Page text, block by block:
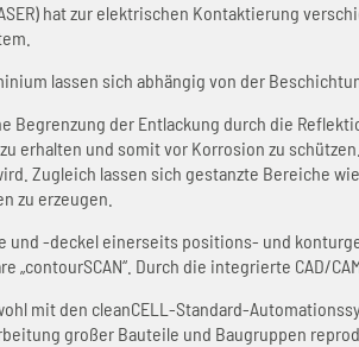
hat zur elektrischen Kontaktierung
lassen sich abhängig von der
der Entlackung durch die
erhalten und somit vor Korrosion zu
Zugleich lassen sich gestanzte Bereiche
zu erzeugen.
und -deckel einerseits positions- und
„contourSCAN“. Durch die integrierte CAD/
mit den cleanCELL-Standard-
großer Bauteile und Baugruppen